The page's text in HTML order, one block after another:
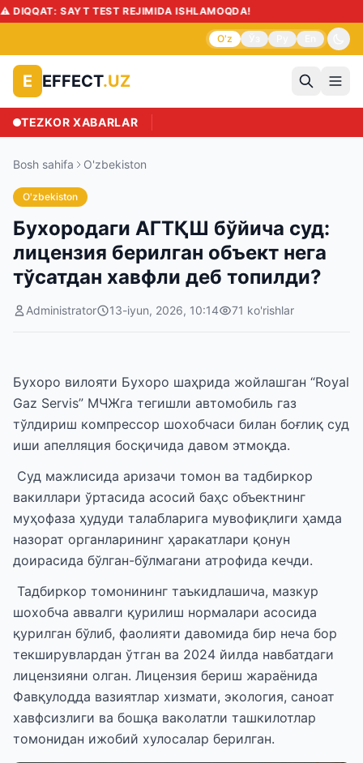
SAYT TEST REJIMIDA ISHLAMOQDA!
O'z
E EFFECT.UZ
TEZKOR XABARLAR
Bosh sahifa O'zbekiston
O'zbekiston
Бухородаги АГТҚШ бўйича суд:
лицензия берилган объект нега
тўсатдан хавфли деб топилди?
Administrator 13-iyun, 2026, 10:14 71 ko'rishlar
Бухоро вилояти Бухоро шаҳрида жойлашган “Royal
Gaz Servis” МЧЖга тегишли автомобиль газ
тўлдириш компрессор шохобчаси билан боғлиқ суд
иши апелляция босқичида давом этмоқда.
Суд мажлисида аризачи томон ва тадбиркор
вакиллари ўртасида асосий баҳс объектнинг
муҳофаза ҳудуди талабларига мувофиқлиги ҳамда
назорат органларининг ҳаракатлари қонун
доирасида бўлган-бўлмагани атрофида кечди.
Тадбиркор томонининг таъкидлашича, мазкур
шохобча аввалги қурилиш нормалари асосида
қурилган бўлиб, фаолияти давомида бир неча бор
текширувлардан ўтган ва 2024 йилда навбатдаги
лицензияни олган. Лицензия бериш жараёнида
Фавқулодда вазиятлар хизмати, экология, саноат
хавфсизлиги ва бошқа ваколатли ташкилотлар
томонидан ижобий хулосалар берилган.